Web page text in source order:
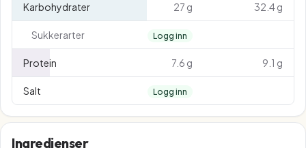
Karbohydrater 27 g 32.4 g
Sukkerarter Logg inn
Protein 7.6 g 9.1 g
Salt Logg inn
Ingredienser